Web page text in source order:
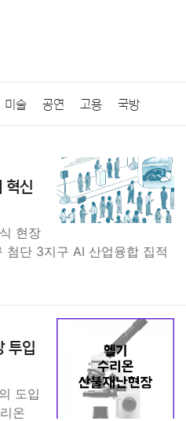
미술 공연 고용 국방
주식 암호화폐 블록체인
미용
IT 컴퓨터 기술
경제 마케팅
혁신
현장
단 3지구 AI 산업융합 집적
투입
도입
온